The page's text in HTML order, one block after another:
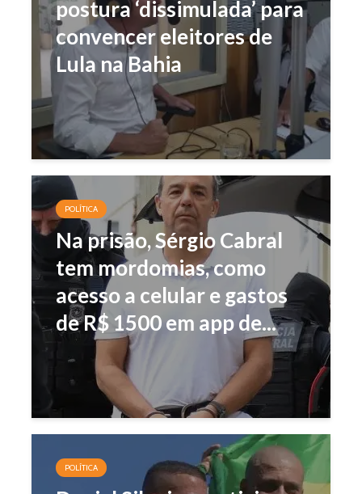
postura ‘dissimulada’ para
convencer eleitores de
Lula na Bahia
POLÍTICA
Na prisão, Sérgio Cabral
tem mordomias, como
acesso a celular e gastos
de R$ 1500 em app de...
POLÍTICA